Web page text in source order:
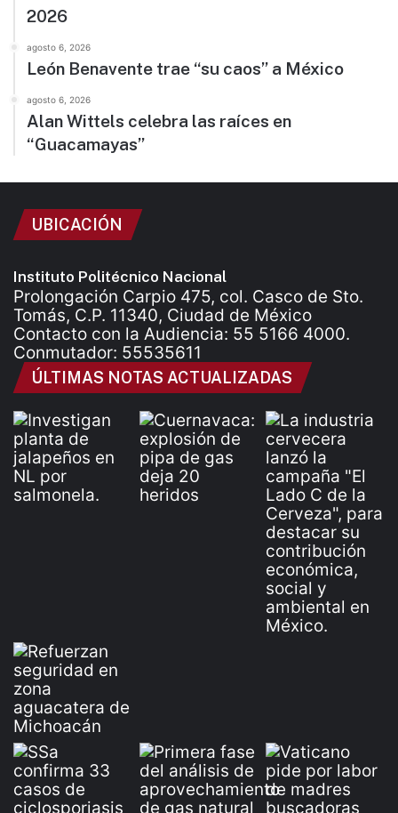
2026
agosto 6, 2026
León Benavente trae “su caos” a México
agosto 6, 2026
Alan Wittels celebra las raíces en
“Guacamayas”
UBICACIÓN
Instituto Politécnico Nacional
Prolongación Carpio 475, col. Casco de Sto.
Tomás, C.P. 11340, Ciudad de México
Contacto con la Audiencia: 55 5166 4000.
Conmutador: 55535611
ÚLTIMAS NOTAS ACTUALIZADAS